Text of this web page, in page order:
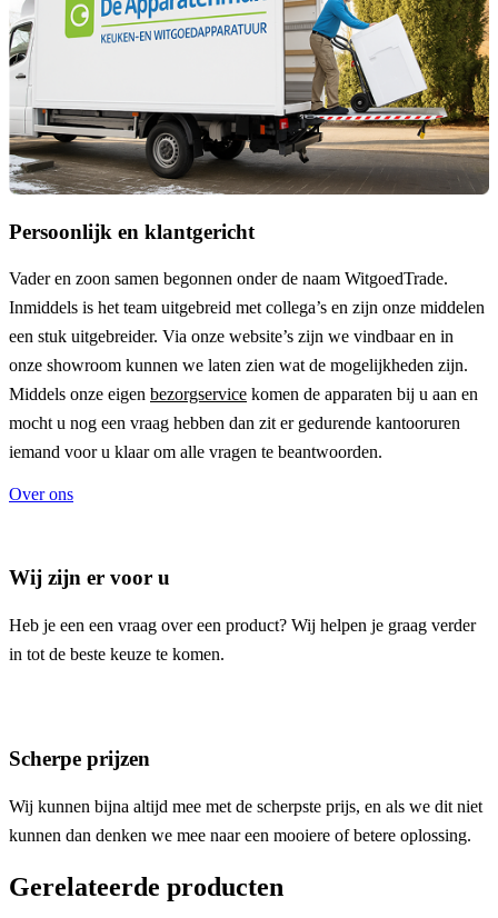
Persoonlijk en klantgericht
Vader en zoon samen begonnen onder de naam WitgoedTrade.
Inmiddels is het team uitgebreid met collega’s en zijn onze middelen
een stuk uitgebreider. Via onze website’s zijn we vindbaar en in
onze showroom kunnen we laten zien wat de mogelijkheden zijn.
Middels onze eigen bezorgservice komen de apparaten bij u aan en
mocht u nog een vraag hebben dan zit er gedurende kantooruren
iemand voor u klaar om alle vragen te beantwoorden.
Over ons
Wij zijn er voor u
Heb je een een vraag over een product? Wij helpen je graag verder
in tot de beste keuze te komen.
Scherpe prijzen
Wij kunnen bijna altijd mee met de scherpste prijs, en als we dit niet
kunnen dan denken we mee naar een mooiere of betere oplossing.
Gerelateerde producten